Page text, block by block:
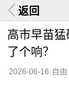
返回
高市早苗
了个响？
2026-06-16 自由